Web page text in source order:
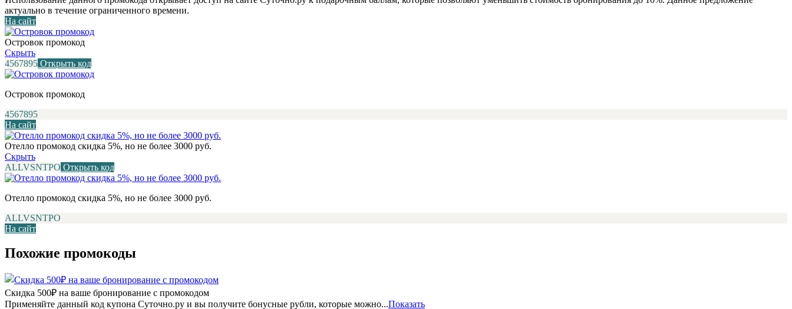
актуально в течение ограниченного времени.
На сайт
Островок промокод
Скрыть
4567895 Открыть код
Островок промокод
4567895
На сайт
Отелло промокод скидка 5%, но не более 3000 руб.
Скрыть
ALLVSNTPO Открыть код
Отелло промокод скидка 5%, но не более 3000 руб.
ALLVSNTPO
На сайт
Похожие промокоды
Скидка 500₽ на ваше бронирование с промокодом
Применяйте данный код купона Суточно.ру и вы получите бонусные рубли, которые можно...Показать